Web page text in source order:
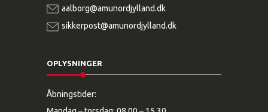
aalborg@amunordjylland.dk
sikkerpost@amunordjylland.dk
OPLYSNINGER
Åbningstider: